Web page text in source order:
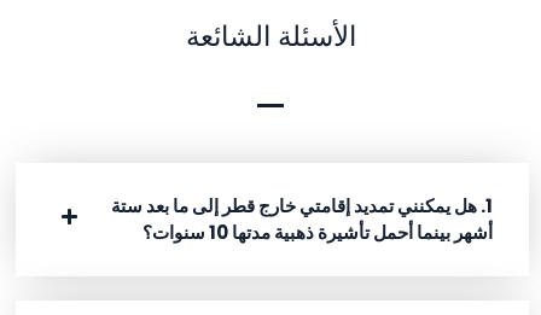
الأسئلة الشائعة
1. هل يمكنني تمديد إقامتي خارج قطر إلى ما بعد ستة
أشهر بينما أحمل تأشيرة ذهبية مدتها 10 سنوات؟